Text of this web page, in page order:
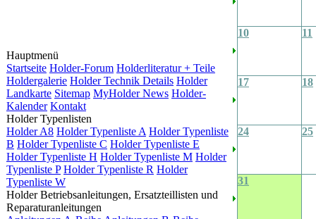
Hauptmenü
Startseite Holder-Forum Holderliteratur + Teile
Holdergalerie Holder Technik Details Holder
Landkarte Sitemap MyHolder News Holder-
Kalender Kontakt
Holder Typenlisten
Holder A8 Holder Typenliste A Holder Typenliste
B Holder Typenliste C Holder Typenliste E
Holder Typenliste H Holder Typenliste M Holder
Typenliste P Holder Typenliste R Holder
Typenliste W
Holder Betriebsanleitungen, Ersatzteillisten und
Reparaturanleitungen
10 11
17 18
24 25
31